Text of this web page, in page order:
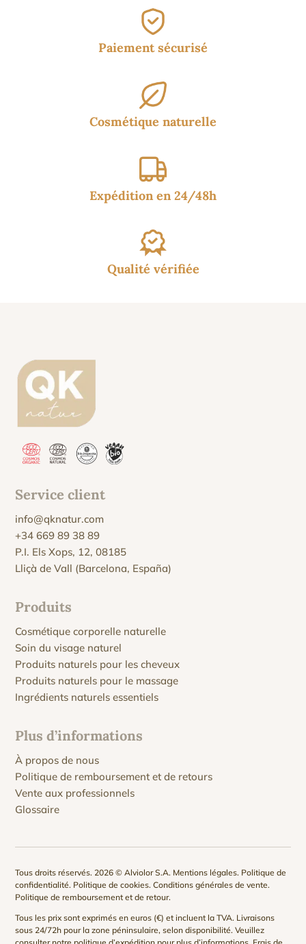
Paiement sécurisé
Cosmétique naturelle
Expédition en 24/48h
Qualité vérifiée
Service client
info@qknatur.com
+34 669 89 38 89
P.I. Els Xops, 12, 08185
Lliçà de Vall (Barcelona, España)
Produits
Cosmétique corporelle naturelle
Soin du visage naturel
Produits naturels pour les cheveux
Produits naturels pour le massage
Ingrédients naturels essentiels
Plus d’informations
À propos de nous
Politique de remboursement et de retours
Vente aux professionnels
Glossaire
Tous droits réservés. 2026 © Alviolor S.A. Mentions légales. Politique de
confidentialité. Politique de cookies.Conditions générales de vente.
Politique de remboursement et de retour.
Tous les prix sont exprimés en euros (€) et incluent la TVA. Livraisons
sous 24/72h pour la zone péninsulaire, selon disponibilité. Veuillez